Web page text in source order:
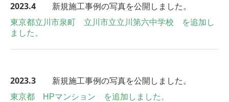
2023.4 新規施工事例の写真を公開しました。
東京都立川市泉町 立川市立立川第六中学校 を追加し
ました。
2023.3 新規施工事例の写真を公開しました。
東京都 HPマンション を追加しました。